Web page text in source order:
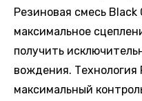
Резиновая смесь Black
максимальное
получить
вождения. Технология
максимальный